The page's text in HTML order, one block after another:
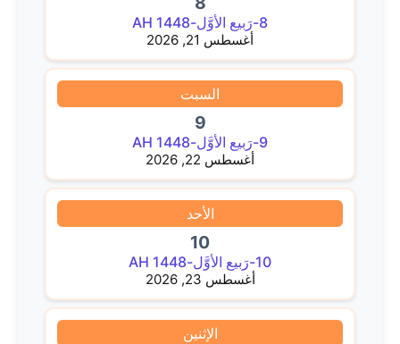
8-رَبيع الأوَّل-1448 AH
أغسطس 21, 2026
السبت
9
9-رَبيع الأوَّل-1448 AH
أغسطس 22, 2026
الأحد
10
10-رَبيع الأوَّل-1448 AH
أغسطس 23, 2026
الإثنين